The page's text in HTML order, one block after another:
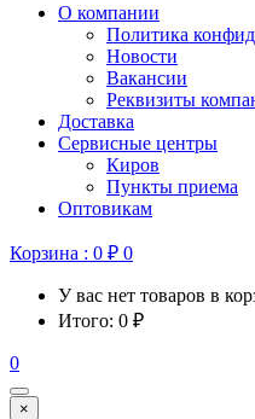
О компании
Политика
Новости
Вакансии
Реквизиты
Доставка
Сервисные центры
Киров
Пункты приема
Оптовикам
Корзина : 0 ₽ 0
У вас нет товаров в
Итого: 0 ₽
0
×